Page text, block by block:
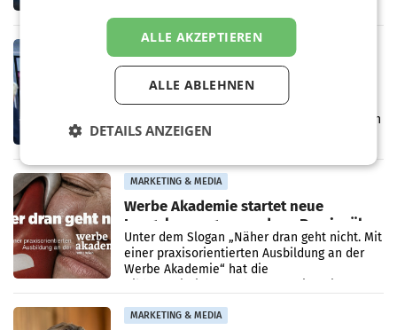
analysiert, welche Politikerinnen und
Politiker Österreichs die
Prozess zu Warner-Übernahme erst
im März 2027
LOS ANGELES Die geplante Übernahme des
Hollywood-Urgesteins Warner Brothers durch
den Rivalen Paramount wird noch lange in
den Prozess zu
MARKETING & MEDIA
Werbe Akademie startet neue
Imagekampagne rund um Praxisnähe
Unter dem Slogan „Näher dran geht nicht. Mit
einer praxisorientierten Ausbildung an der
Werbe Akademie“ hat die
MARKETING & MEDIA
ALLE AKZEPTIEREN
ALLE ABLEHNEN
DETAILS ANZEIGEN